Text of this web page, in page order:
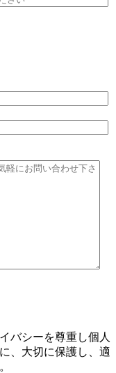
バシーを尊重し個人
、大切に保護し、適